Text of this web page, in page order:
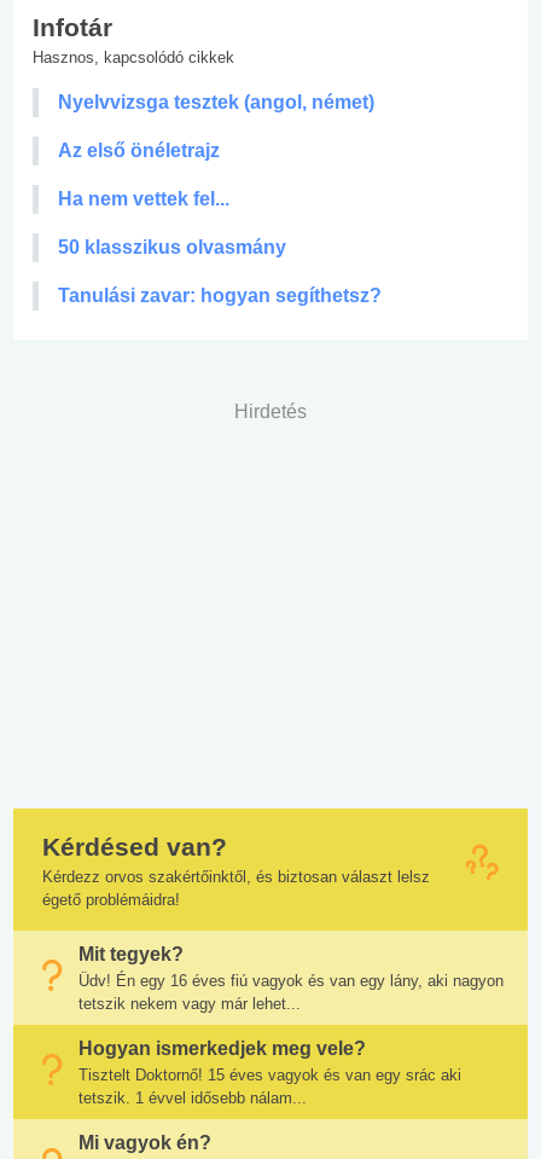
Infotár
Hasznos, kapcsolódó cikkek
Nyelvvizsga tesztek (angol, német)
Az első önéletrajz
Ha nem vettek fel...
50 klasszikus olvasmány
Tanulási zavar: hogyan segíthetsz?
Hirdetés
Kérdésed van?
Kérdezz orvos szakértőinktől, és biztosan választ lelsz
égető problémáidra!
Mit tegyek?
Üdv! Én egy 16 éves fiú vagyok és van egy lány, aki nagyon
tetszik nekem vagy már lehet...
Hogyan ismerkedjek meg vele?
Tisztelt Doktornő! 15 éves vagyok és van egy srác aki
tetszik. 1 évvel idősebb nálam...
Mi vagyok én?